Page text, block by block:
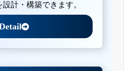
計・構築できます。